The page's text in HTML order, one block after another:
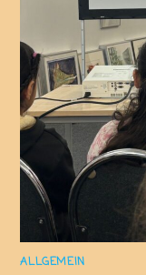
ALLGEMEIN